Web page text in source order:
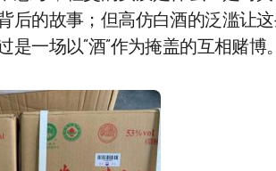
后的故事；但高仿白酒的泛滥让
是一场以“酒”作为掩盖的互相赌博。